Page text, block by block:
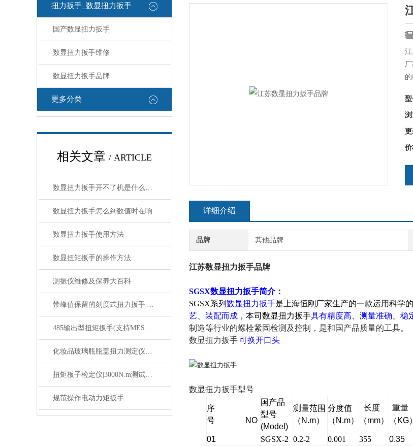
扭力扳手_数显扭力扳手
国产数显扭力扳手
数显扭力扳手维修
数显扭力扳手品牌
更多分类
相关文章 / ARTICLE
数显扭力扳手开不了机是什么原因
数显扭力扳手怎么到数值时在响
数显扭力扳手使用方法
数显扭矩扳手的操作方法
测振仪维修及保养大百科
带峰值保留的刻度式扭力扳手|3-10n.m测试带峰值保留的力矩扳手
485输出型扭矩扳手(支持MES系统对接,实现工单数据绑定)
化妆品玻璃瓶瓶盖扭力测定仪带USB接口输出
扭矩板子检定仪|3000N.m测试扭矩扳手检定仪价格
规范操作电动力矩扳手
的
型
浏
价
详细介绍
品牌 其他品牌
江苏数显扭力扳手品牌
SGSX数显扭力扳手简介：
SGSX系列 数显扭力扳手是上海恒刚 厂家生产的一款运用科学
艺、装配而成 ，本司 数显扭力扳手具有精度高、测量准确、稳
制造等行业的螺栓紧固检测及控制，是和国产品质量的工具。
数显扭力扳手可换开口头
数显扭力扳手型号
序
号 NO
国产品
型号
(Model)
测量范围
（N.m）
分度值
（N.m）
长度
（mm）
重量
（KG）
01 SGSX-2 0.2-2 0.001 355 0.35